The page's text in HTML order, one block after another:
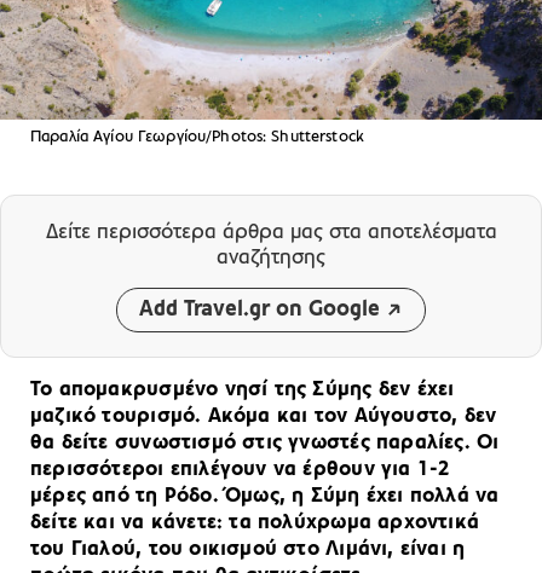
Παραλία Αγίου Γεωργίου/Photos: Shutterstock
Δείτε περισσότερα άρθρα μας στα αποτελέσματα
αναζήτησης
Add Travel.gr on Google
Το απομακρυσμένο νησί της Σύμης δεν έχει
μαζικό τουρισμό. Ακόμα και τον Αύγουστο, δεν
θα δείτε συνωστισμό στις γνωστές παραλίες. Οι
περισσότεροι επιλέγουν να έρθουν για 1-2
μέρες από τη Ρόδο. Όμως, η Σύμη έχει πολλά να
δείτε και να κάνετε: τα πολύχρωμα αρχοντικά
του Γιαλού, του οικισμού στο Λιμάνι, είναι η